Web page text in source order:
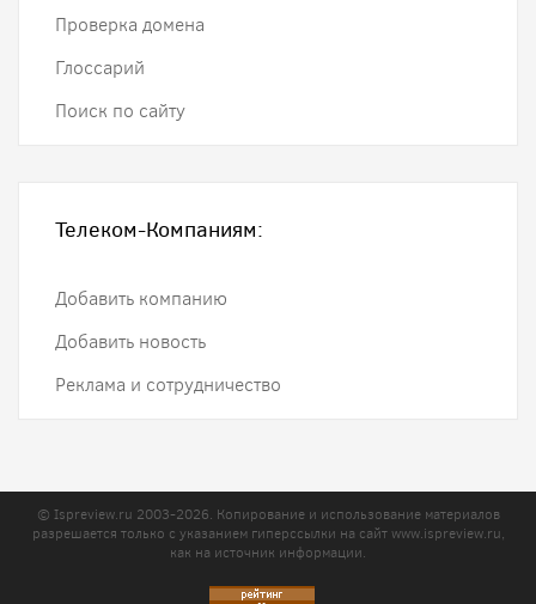
Проверка домена
Глоссарий
Поиск по сайту
Телеком-Компаниям:
Добавить компанию
Добавить новость
Реклама и сотрудничество
© Ispreview.ru 2003-2026. Копирование и использование материалов
разрешается только с указанием гиперссылки на сайтwww.ispreview.ru,
как на источник информации.